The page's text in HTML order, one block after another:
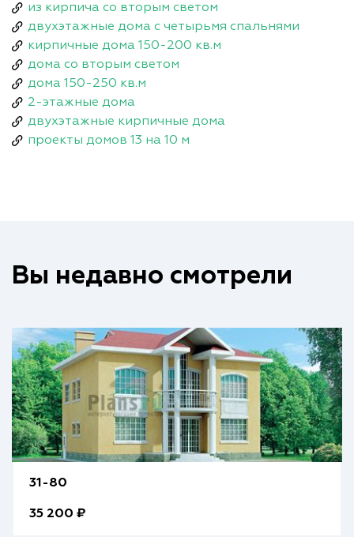
из кирпича со вторым светом
двухэтажные дома с четырьмя спальнями
кирпичные дома 150-200 кв.м
дома со вторым светом
дома 150-250 кв.м
2-этажные дома
двухэтажные кирпичные дома
проекты домов 13 на 10 м
Вы недавно смотрели
31-80
35 200 ₽